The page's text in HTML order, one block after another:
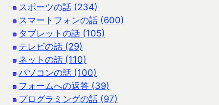
スポーツの話 (234)
スマートフォンの話 (600)
タブレットの話 (105)
テレビの話 (29)
ネットの話 (110)
パソコンの話 (100)
フォームへの返答 (39)
プログラミングの話 (97)